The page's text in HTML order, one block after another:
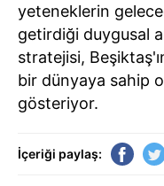
yeteneklerin
getirdiği duygusal
stratejisi,
bir dünyaya sahip
gösteriyor.
İçeriği paylaş: